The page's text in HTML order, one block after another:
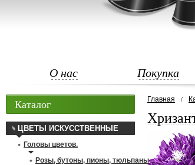
О нас Покупка
Главная
Каталог
ЦВЕТЫ ИСКУССТВЕННЫЕ
Головы цветов.
Розы, бутоны, пионы, тюльпаны